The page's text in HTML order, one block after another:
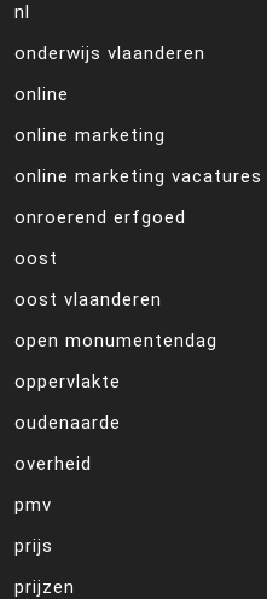
nl
onderwijs vlaanderen
online
online marketing
online marketing vacatures
onroerend erfgoed
oost
oost vlaanderen
open monumentendag
oppervlakte
oudenaarde
overheid
pmv
prijs
prijzen